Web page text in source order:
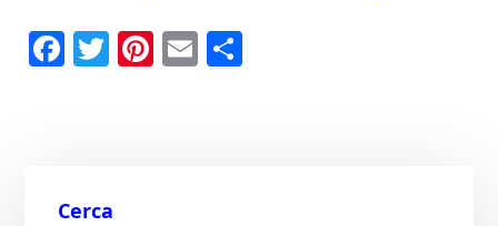
Fa T Pi E
Cerca